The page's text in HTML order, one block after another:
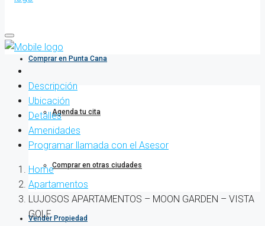
Comprar en Punta Cana
Agenda tu cita
Comprar en otras ciudades
Vender Propiedad
Descripción
Ubicación
Detalles
Amenidades
Programar llamada con el Asesor
Home
Apartamentos
LUJOSOS APARTAMENTOS – MOON GARDEN – VISTA
GOLF